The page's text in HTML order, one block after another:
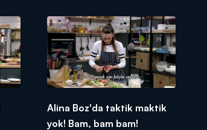
Alina Boz'da taktik maktik
yok! Bam, bam bam!